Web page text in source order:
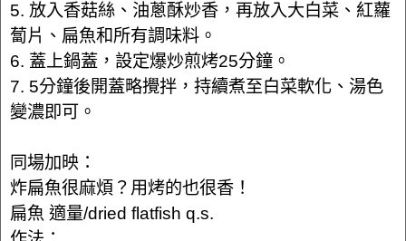
5. 放入香菇絲、油蔥酥炒香，再放入大白菜、紅蘿
蔔片、扁魚和所有調味料。
6. 蓋上鍋蓋，設定爆炒煎烤25分鐘。
7. 5分鐘後開蓋略攪拌，持續煮至白菜軟化、湯色
變濃即可。
同場加映：
炸扁魚很麻煩？用烤的也很香！
扁魚 適量/dried flatfish q.s.